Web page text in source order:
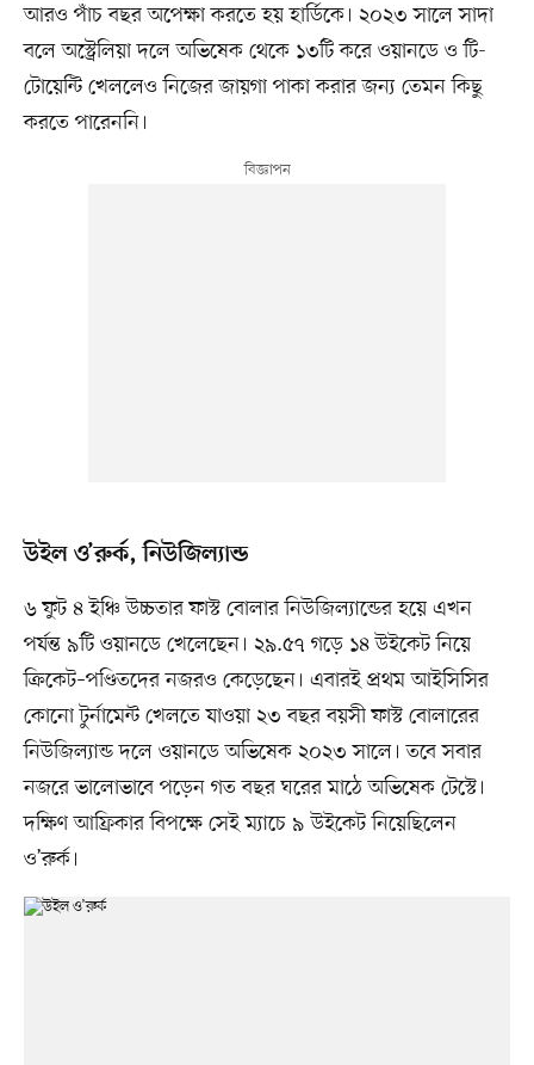
আরও পাঁচ বছর অপেক্ষা করতে হয় হার্ডিকে। ২০২৩ সালে সাদা
বলে অস্ট্রেলিয়া দলে অভিষেক থেকে ১৩টি করে ওয়ানডে ও টি-
টোয়েন্টি খেললেও নিজের জায়গা পাকা করার জন্য তেমন কিছু
করতে পারেননি।
উইল ও’রুর্ক, নিউজিল্যান্ড
৬ ফুট ৪ ইঞ্চি উচ্চতার ফাস্ট বোলার নিউজিল্যান্ডের হয়ে এখন
পর্যন্ত ৯টি ওয়ানডে খেলেছেন। ২৯.৫৭ গড়ে ১৪ উইকেট নিয়ে
ক্রিকেট–পণ্ডিতদের নজরও কেড়েছেন। এবারই প্রথম আইসিসির
কোনো টুর্নামেন্ট খেলতে যাওয়া ২৩ বছর বয়সী ফাস্ট বোলারের
নিউজিল্যান্ড দলে ওয়ানডে অভিষেক ২০২৩ সালে। তবে সবার
নজরে ভালোভাবে পড়েন গত বছর ঘরের মাঠে অভিষেক টেস্টে।
দক্ষিণ আফ্রিকার বিপক্ষে সেই ম্যাচে ৯ উইকেট নিয়েছিলেন
ও’রুর্ক।